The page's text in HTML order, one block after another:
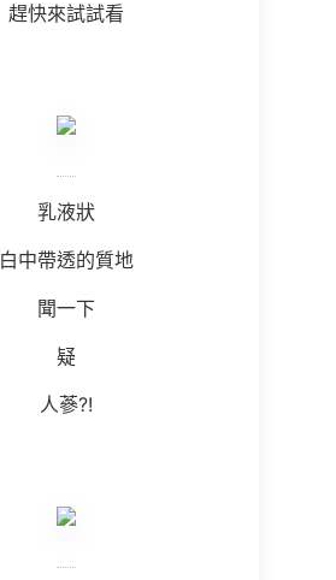
趕快來試試看
乳液狀
白中帶透的質地
聞一下
疑
人蔘?!